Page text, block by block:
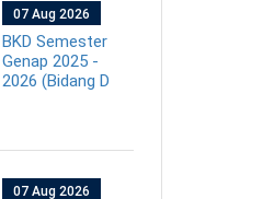
07 Aug 2026
BKD Semester
Genap 2025 -
2026 (Bidang D
07 Aug 2026